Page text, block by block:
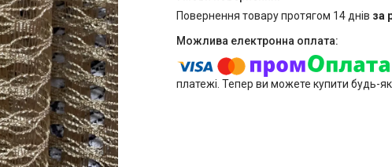
повернення товару протягом 14 днів за
платежі. Тепер ви можете купити будь-